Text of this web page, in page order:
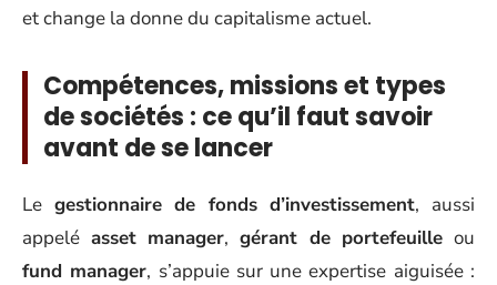
et change la donne du capitalisme actuel.
Compétences, missions et types
de sociétés : ce qu’il faut savoir
avant de se lancer
Le gestionnaire de fonds d’investissement, aussi
appelé asset manager,gérant de portefeuille ou
fund manager, s’appuie sur une expertise aiguisée :